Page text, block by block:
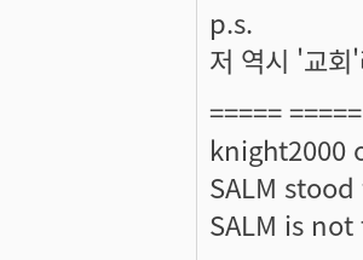
p.s.
저 역시 '교회
=====
knight2000
SALM
SALM is